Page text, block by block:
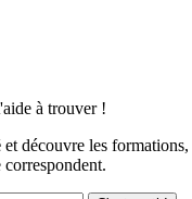
à trouver !
et découvre les formations,